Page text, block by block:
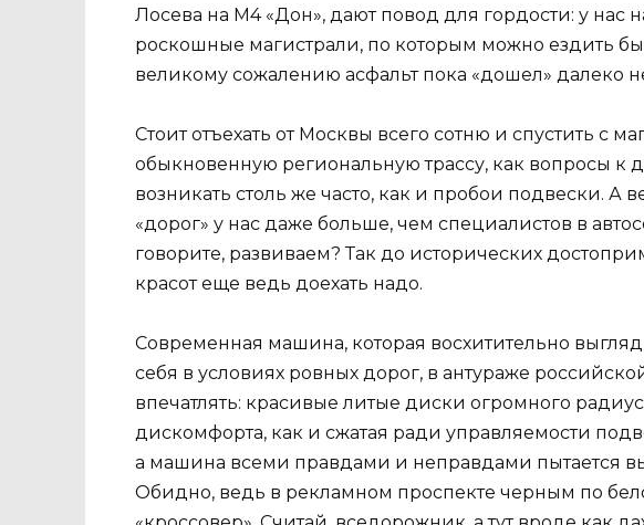
Лосева на М4 «Дон», дают повод для гордости: у нас
роскошные магистрали, по которым можно ездить
великому сожалению асфальт пока «дошел» далеко
Стоит отъехать от Москвы всего сотню и спустить с
обыкновенную региональную трассу, как вопросы к
возникать столь же часто, как и пробои подвески. А
«дорог» у нас даже больше, чем специалистов в
говорите, развиваем? Так до исторических
красот еще ведь доехать надо.
Современная машина, которая восхитительно
себя в условиях ровных дорог, в антураже
впечатлять: красивые литые диски огромного
дискомфорта, как и сжатая ради управляемости
а машина всеми правдами и неправдами пытается
Обидно, ведь в рекламном проспекте черным по